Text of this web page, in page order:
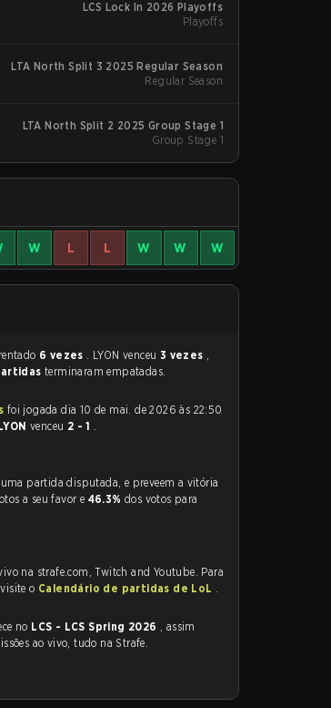
LCS Lock In 2026 Playoffs
Playoffs
LTA North Split 3 2025 Regular Season
Regular Season
LTA North Split 2 2025 Group Stage 1
Group Stage 1
W L L W W W
haviam se enfrentado 6 vezes . LYON venceu 3 vezes ,
terminaram empatadas.
venceu 2 - 1 .
a seu favor e 46.3% dos votos para
na strafe.com, Twitch and Youtube. Para
o Calendário de partidas de LoL .
no LCS - LCS Spring 2026 , assim
ao vivo, tudo na Strafe.